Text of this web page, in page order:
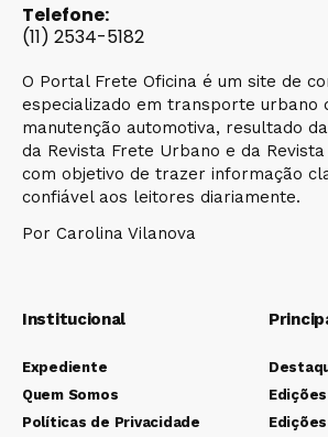
Telefone:
(11) 2534-5182
O Portal Frete Oficina é um site de
especializado em transporte urbano
manutenção automotiva, resultado
da Revista Frete Urbano e da
com objetivo de trazer informação
confiável aos leitores diariamente.
Por Carolina Vilanova
Institucional
Expediente
Quem Somos
Políticas de Privacidade